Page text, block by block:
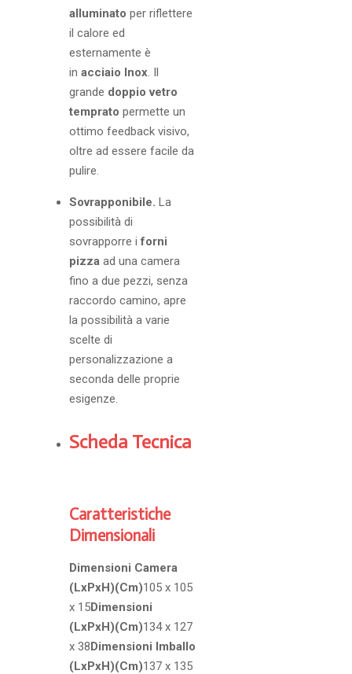
alluminato per riflettere
il calore ed
esternamente è
in acciaio Inox. Il
grande doppio vetro
temprato permette un
ottimo feedback visivo,
oltre ad essere facile da
pulire.
Sovrapponibile. La
possibilità di
sovrapporre iforni
pizzaad una camera
fino a due pezzi, senza
raccordo camino, apre
la possibilità a varie
scelte di
personalizzazione a
seconda delle proprie
esigenze.
Scheda Tecnica
Caratteristiche
Dimensionali
Dimensioni Camera
(LxPxH)(Cm)105 x 105
x 15Dimensioni
(LxPxH)(Cm)134 x 127
x 38Dimensioni Imballo
(LxPxH)(Cm)137 x 135